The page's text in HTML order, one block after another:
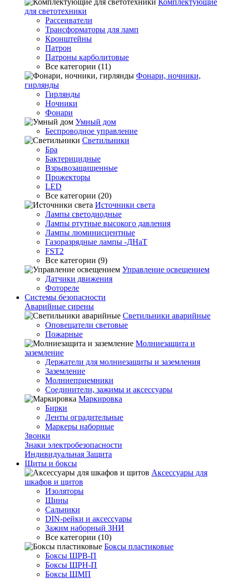
Комплектующие
для светотехники
Рассеиватели
Трансформаторы для ламп
Кронштейны
Патрон
Патроны карболитовые
Все категории (11)
Фонари, ночники,
гирлянды
Гирлянды
Ночники
Фонари
Умный дом
Беспроводное управление
Светильники
Бра
Бактерицидные
Взрывозащищенные
Прожекторы
LED
Все категории (20)
Источники света
Лампы светодиодные
Лампы ртутные высокого давления
Лампы люминисцентные
Газоразрядные лампы -ДНаТ
FST2
Все категории (9)
Управление освещением
Датчики движения
Фотореле
Системы безопасности
Аварийные сирены
Светильники аварийные
Оповещатели световые
Пожарные
Молниезащита и
заземление
Держатели для молниезащиты и заземления
Заземление
Молниеприемники
Соединители, зажимы и аксессуары
Маркировка
Бирки
Ленты оградительные
Маркеры наборные
Звонки
Знаки электробезопасности
Индивидуальная Защита
Щиты и боксы
Аксессуары для
шкафов и щитов
Изоляторы
Шины
Сальники
DIN-рейки и аксессуары
Зажим наборный ЗНИ
Все категории (10)
Боксы пластиковые
Боксы ЩРВ-П
Боксы ЩРН-П
Боксы ЩМП